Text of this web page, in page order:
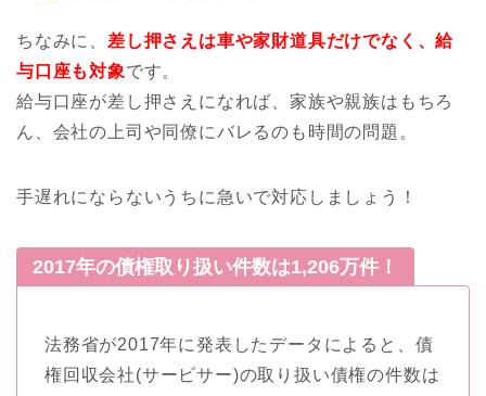
ちなみに、 差し押さえは車や家財道具だけでなく、給
与口座も対象です。
給与口座が差し押さえになれば、家族や親族はもちろ
ん、会社の上司や同僚にバレるのも時間の問題。
手遅れにならないうちに急いで対応しましょう！
2017年の債権取り扱い件数は1,206万件！
法務省が2017年に発表したデータによると、債
権回収会社(サービサー)の取り扱い債権の件数は